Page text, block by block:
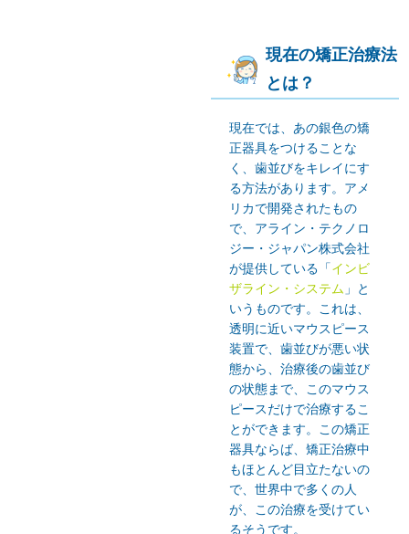
現在の矯正治療法
とは？
現在では、あの銀色の矯
正器具をつけることな
く、歯並びをキレイにす
る方法があります。アメ
リカで開発されたもの
で、アライン・テクノロ
ジー・ジャパン株式会社
が提供している「インビ
ザライン・システム 」と
いうものです。これは、
透明に近いマウスピース
装置で、歯並びが悪い状
態から、治療後の歯並び
の状態まで、このマウス
ピースだけで治療するこ
とができます。この矯正
器具ならば、矯正治療中
もほとんど目立たないの
で、世界中で多くの人
が、この治療を受けてい
るそうです。